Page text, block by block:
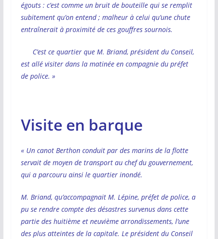
égouts : c’est comme un bruit de bouteille qui se remplit
subitement qu’on entend ; malheur à celui qu’une chute
entraînerait à proximité de ces gouffres sournois.
C’est ce quartier que M. Briand, président du Conseil,
est allé visiter dans la matinée en compagnie du préfet
de police. »
Visite en barque
« Un canot Berthon conduit par des marins de la flotte
servait de moyen de transport au chef du gouvernement,
qui a parcouru ainsi le quartier inondé.
M. Briand, qu’accompagnait M. Lépine, préfet de police, a
pu se rendre compte des désastres survenus dans cette
partie des huitième et neuvième arrondissements, l’une
des plus atteintes de la capitale. Le président du Conseil